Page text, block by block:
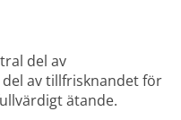
del av
av tillfrisknandet för
ätande.